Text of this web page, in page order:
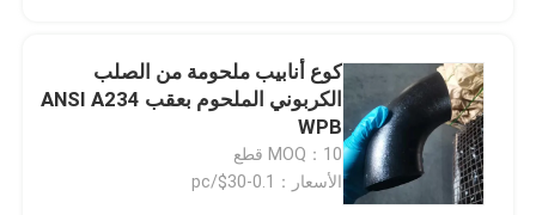
كوع أنابيب ملحومة من الصلب
الكربوني الملحوم بعقب ANSI A234
WPB
MOQ：10 قطع
الأسعار：0.1-30$/pc